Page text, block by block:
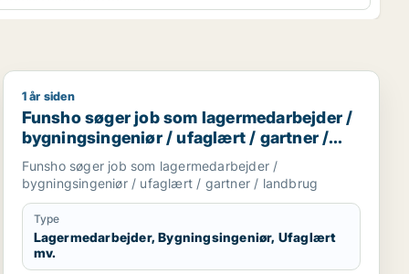
/ naturmedarbejder / ufaglært / gartner
Funsho søger job som lagermedarbejder /
1 år siden
Funsho søger job som lagermedarbejder /
bygningsingeniør / ufaglært / gartner /
landbrug
Funsho søger job som lagermedarbejder /
bygningsingeniør / ufaglært / gartner / landbrug
Type
Lagermedarbejder, Bygningsingeniør, Ufaglært
mv.